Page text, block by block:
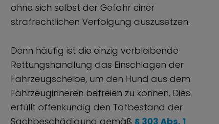
ohne sich selbst der Gefahr einer
strafrechtlichen Verfolgung auszusetzen.
Denn häufig ist die einzig verbleibende
Rettungshandlung das Einschlagen der
Fahrzeugscheibe, um den Hund aus dem
Fahrzeuginneren befreien zu können. Dies
erfüllt offenkundig den Tatbestand der
Sachbeschädigung gemäß § 303 Abs. 1